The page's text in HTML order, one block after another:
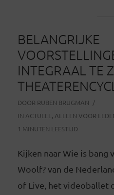
BELANGRIJKE
INTEGRAAL TE
DOOR RUBEN BRUGMAN
IN ACTUEEL , ALLEEN VOOR
1 MINUTEN LEESTIJD
Kijken naar Wie is bang
Woolf? van de
of Live, het videoballet